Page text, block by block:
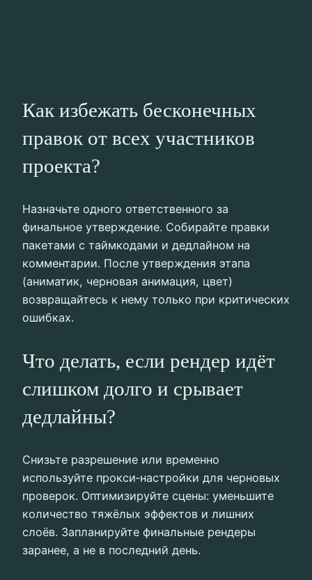
Как избежать бесконечных
правок от всех участников
проекта?
Назначьте одного ответственного за
финальное утверждение. Собирайте правки
пакетами с таймкодами и дедлайном на
комментарии. После утверждения этапа
(аниматик, черновая анимация, цвет)
возвращайтесь к нему только при критических
ошибках.
Что делать, если рендер идёт
слишком долго и срывает
дедлайны?
Снизьте разрешение или временно
используйте прокси‑настройки для черновых
проверок. Оптимизируйте сцены: уменьшите
количество тяжёлых эффектов и лишних
слоёв. Запланируйте финальные рендеры
заранее, а не в последний день.